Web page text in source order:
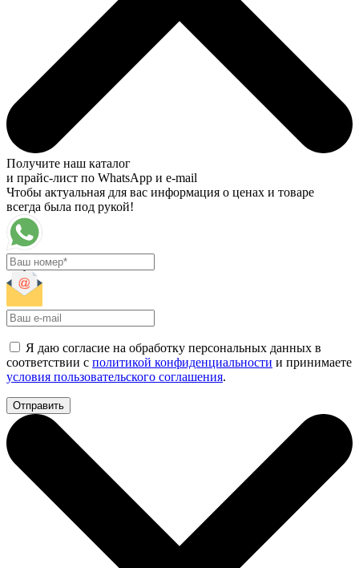
Получите наш каталог
и прайс-лист по WhatsApp и e-mail
Чтобы актуальная для вас информация о ценах и товаре
всегда была под рукой!
Я даю согласие на обработку персональных данных в
соответствии с политикой конфиденциальности и принимаете
условия пользовательского соглашения.